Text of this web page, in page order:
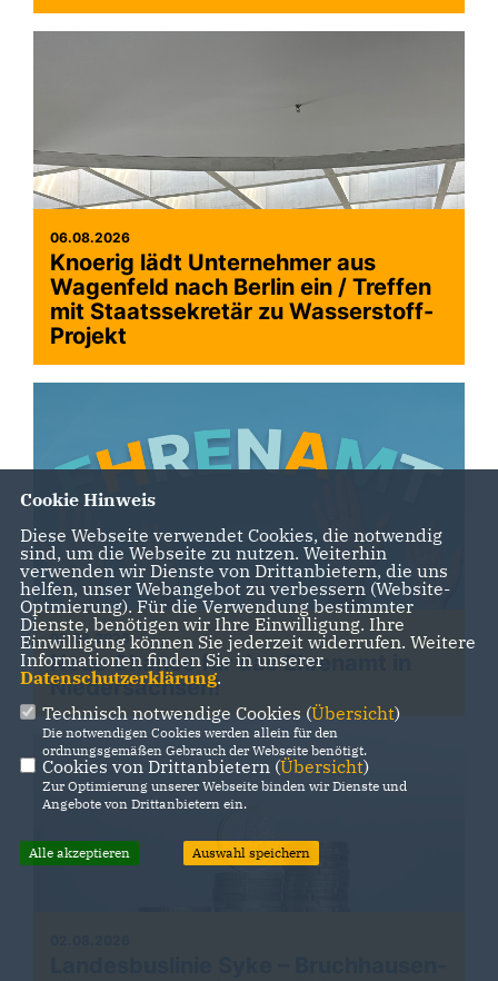
06.08.2026
Knoerig lädt Unternehmer aus
Wagenfeld nach Berlin ein / Treffen
mit Staatssekretär zu Wasserstoff-
Projekt
02.08.2026
Neue Chance für das Ehrenamt in
Niedersachsen!
Cookie Hinweis
Diese Webseite verwendet Cookies, die notwendig
sind, um die Webseite zu nutzen. Weiterhin
verwenden wir Dienste von Drittanbietern, die uns
helfen, unser Webangebot zu verbessern (Website-
Optmierung). Für die Verwendung bestimmter
Dienste, benötigen wir Ihre Einwilligung. Ihre
Einwilligung können Sie jederzeit widerrufen. Weitere
Informationen finden Sie in unserer
Datenschutzerklärung.
Technisch notwendige Cookies (Übersicht)
Die notwendigen Cookies werden allein für den
ordnungsgemäßen Gebrauch der Webseite benötigt.
Cookies von Drittanbietern (Übersicht)
Zur Optimierung unserer Webseite binden wir Dienste und
Angebote von Drittanbietern ein.
Alle akzeptieren Auswahl speichern